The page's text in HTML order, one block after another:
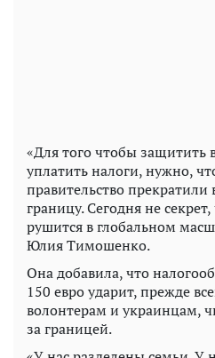
«Для того чтобы защитить
уплатить налоги, нужно,
правительство
границу. Сегодня не
рушится в глобальном
Юлия Тимошенко.
Она добавила, что
150 евро ударит, прежде
волонтерам и украинцам,
за границей.